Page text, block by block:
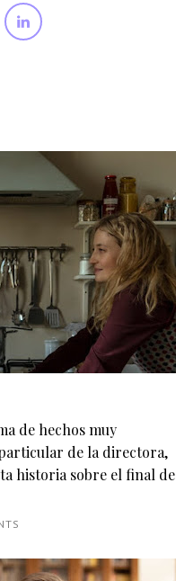
de hechos muy
de la directora,
historia sobre el final de